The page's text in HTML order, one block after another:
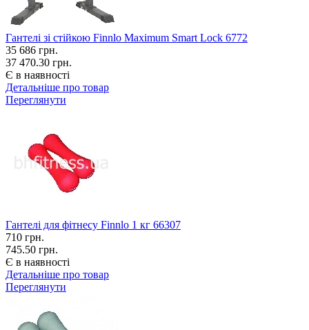
Гантелі зі стійкою Finnlo Maximum Smart Lock 6772
35 686 грн.
37 470.30 грн.
Є в наявності
Детальніше про товар
Переглянути
Гантелі для фітнесу Finnlo 1 кг 66307
710 грн.
745.50 грн.
Є в наявності
Детальніше про товар
Переглянути